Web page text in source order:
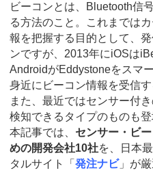
ビーコンとは、Bluetooth信
る方法のこと。これまでは
報を把握する目的として、
ンですが、2013年にiOSは
AndroidがEddystoneをスマ
身近にビーコン情報を受信
また、最近ではセンサー付
検知できるタイプのものも登
本記事では、 センサー・ビ
めの開発会社10社を、日本
タルサイト「 発注ナビ」が厳